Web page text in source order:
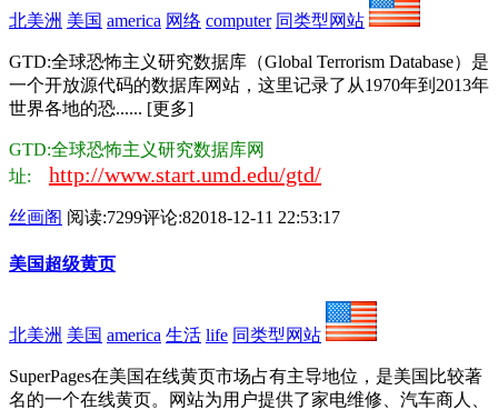
北美洲 美国 america 网络 computer 同类型网站
GTD:全球恐怖主义研究数据库（Global Terrorism Database）是
一个开放源代码的数据库网站，这里记录了从1970年到2013年
世界各地的恐...... [更多]
GTD:全球恐怖主义研究数据库网
址: http://www.start.umd.edu/gtd/
丝画阁 阅读:7299评论:82018-12-11 22:53:17
美国超级黄页
北美洲 美国 america 生活 life 同类型网站
SuperPages在美国在线黄页市场占有主导地位，是美国比较著
名的一个在线黄页。网站为用户提供了家电维修、汽车商人、